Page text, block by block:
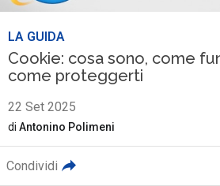
LA GUIDA
Cookie: cosa sono, come
come proteggerti
22 Set 2025
di Antonino Polimeni
Condividi